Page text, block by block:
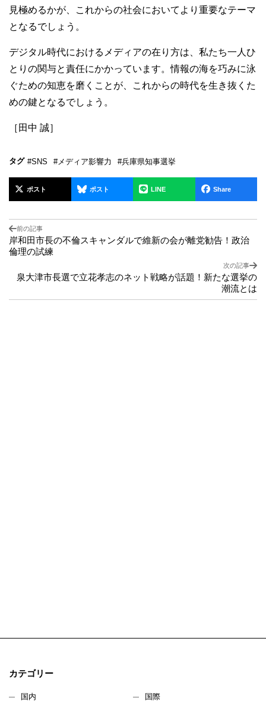
見極めるかが、これからの社会においてより重要なテーマ
となるでしょう。
デジタル時代におけるメディアの在り方は、私たち一人ひ
とりの関与と責任にかかっています。情報の海を巧みに泳
ぐための知恵を磨くことが、これからの時代を生き抜くた
めの鍵となるでしょう。
［田中 誠］
タグ #SNS #メディア影響力 #兵庫県知事選挙
ポスト ポスト LINE Share
前の記事
岸和田市長の不倫スキャンダルで維新の会が離党勧告！政治
倫理の試練
次の記事
泉大津市長選で立花孝志のネット戦略が話題！新たな選挙の
潮流とは
カテゴリー
国内 国際